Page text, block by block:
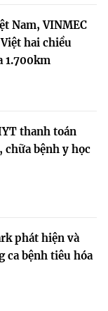
Nam, VINMEC
hai chiều
1.700km
thanh toán
bệnh y học
phát hiện và
ca bệnh tiêu hóa